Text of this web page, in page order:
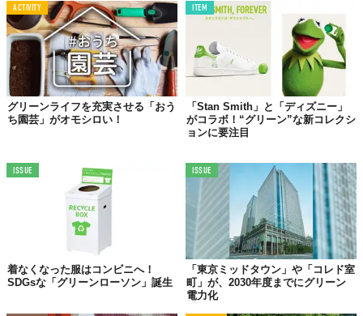
ACTIVITY
グリーンライフを充実させる「おう
ち園芸」がオモシロい！
ITEM
「Stan Smith」と「ディズニー」
がコラボ！“グリーン”な新コレクシ
ョンに要注目
ISSUE
着なくなった服はコンビニへ！
SDGsな「グリーンローソン」誕生
ISSUE
「東京ミッドタウン」や「コレド室
町」が、2030年度までにグリーン
電力化